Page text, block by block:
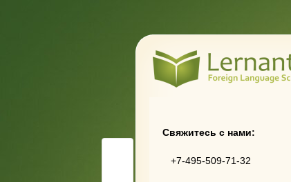
Свяжитесь с нами:
+7-495-509-71-32